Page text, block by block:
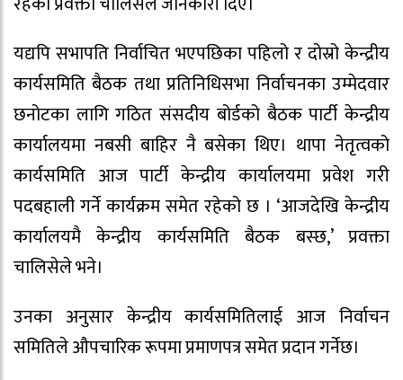
यद्यपि सभापति निर्वाचित भएपछिका पहिलो र दोस्रो केन्द्रीय
कार्यसमिति बैठक तथा प्रतिनिधिसभा निर्वाचनका उम्मेदवार
छनोटका लागि गठित संसदीय बोर्डको बैठक पार्टी केन्द्रीय
कार्यालयमा नबसी बाहिर नै बसेका थिए। थापा नेतृत्वको
कार्यसमिति आज पार्टी केन्द्रीय कार्यालयमा प्रवेश गरी
पदबहाली गर्ने कार्यक्रम समेत रहेको छ । ‘आजदेखि केन्द्रीय
कार्यालयमै केन्द्रीय कार्यसमिति बैठक बस्छ,’ प्रवक्ता
चालिसेले भने।
उनका अनुसार केन्द्रीय कार्यसमितिलाई आज निर्वाचन
समितिले औपचारिक रूपमा प्रमाणपत्र समेत प्रदान गर्नेछ।